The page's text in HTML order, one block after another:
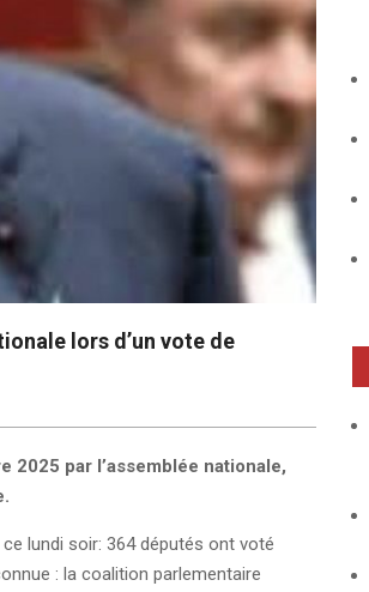
lors d’un vote de
par l’assemblée nationale,
lundi soir: 364 députés ont voté
: la coalition parlementaire